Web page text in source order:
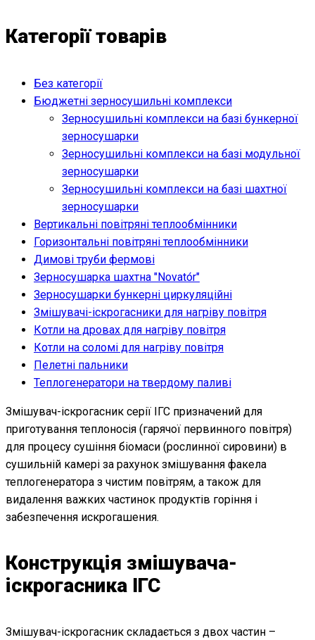
Категорії товарів
Без категорії
Бюджетні зерносушильні комплекси
Зерносушильні комплекси на базі бункерної
зерносушарки
Зерносушильні комплекси на базі модульної
зерносушарки
Зерносушильні комплекси на базі шахтної
зерносушарки
Вертикальні повітряні теплообмінники
Горизонтальні повітряні теплообмінники
Димові труби фермові
Зерносушарка шахтна "Novatо́r"
Зерносушарки бункерні циркуляційні
Змішувачі-іскрогасники для нагріву повітря
Котли на дровах для нагріву повітря
Котли на соломі для нагріву повітря
Пелетні пальники
Теплогенератори на твердому паливі
Змішувач-іскрогасник серії ІГС призначений для
приготування теплоносія (гарячої первинного повітря)
для процесу сушіння біомаси (рослинної сировини) в
сушильній камері за рахунок змішування факела
теплогенератора з чистим повітрям, а також для
видалення важких частинок продуктів горіння і
забезпечення искрогашения.
Конструкція змішувача-
іскрогасника ІГС
Змішувач-іскрогасник складається з двох частин –